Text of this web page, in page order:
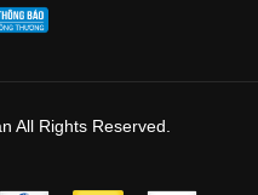
All Rights Reserved.